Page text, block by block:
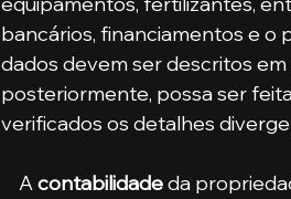
bancários, financiamentos e o
dados devem ser descritos
posteriormente, possa ser
verificados os detalhes
    A
contabilidade da